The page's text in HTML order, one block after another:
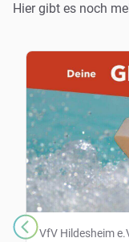
Hier gibt es noch
VfV Hildesheim